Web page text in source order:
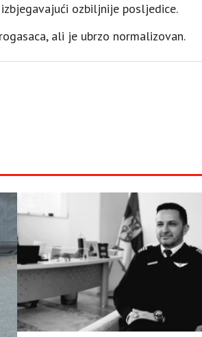
ozbiljnije posljedice.
ali je ubrzo normalizovan.